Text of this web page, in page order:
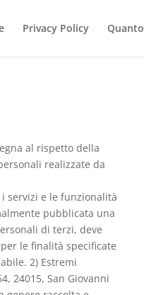
Privacy Policy
al rispetto della
realizzate da
servizi e le funzionalità
pubblicata una
di terzi, deve
le finalità specificate
2) Estremi
24015, San Giovanni